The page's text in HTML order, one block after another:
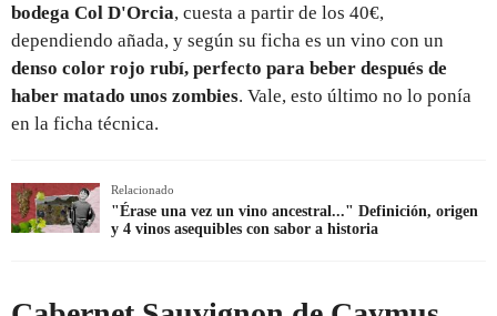
bodega Col D'Orcia, cuesta a partir de los 40€,
dependiendo añada, y según su ficha es un vino con un
denso color rojo rubí, perfecto para beber después de
haber matado unos zombies. Vale, esto último no lo ponía
en la ficha técnica.
Relacionado
"Érase una vez un vino ancestral..." Definición, origen
y 4 vinos asequibles con sabor a historia